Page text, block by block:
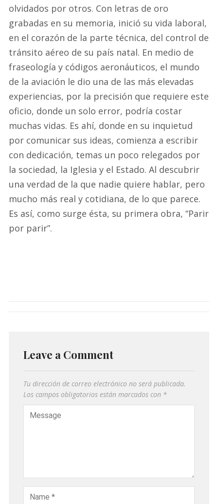
olvidados por otros. Con letras de oro
grabadas en su memoria, inició su vida laboral,
en el corazón de la parte técnica, del control de
tránsito aéreo de su país natal. En medio de
fraseología y códigos aeronáuticos, el mundo
de la aviación le dio una de las más elevadas
experiencias, por la precisión que requiere este
oficio, donde un solo error, podría costar
muchas vidas. Es ahí, donde en su inquietud
por comunicar sus ideas, comienza a escribir
con dedicación, temas un poco relegados por
la sociedad, la Iglesia y el Estado. Al descubrir
una verdad de la que nadie quiere hablar, pero
mucho más real y cotidiana, de lo que parece.
Es así, como surge ésta, su primera obra, “Parir
por parir”.
Leave a Comment
Tu dirección de correo electrónico no será publicada.
Los campos obligatorios están marcados con *